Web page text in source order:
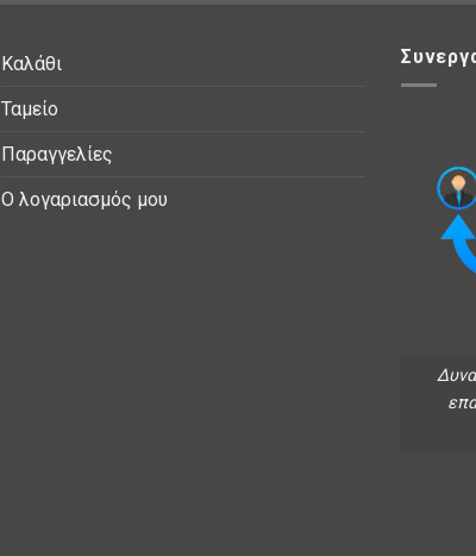
Καλάθι
Ταμείο
Παραγγελίες
Ο λογαριασμός μου